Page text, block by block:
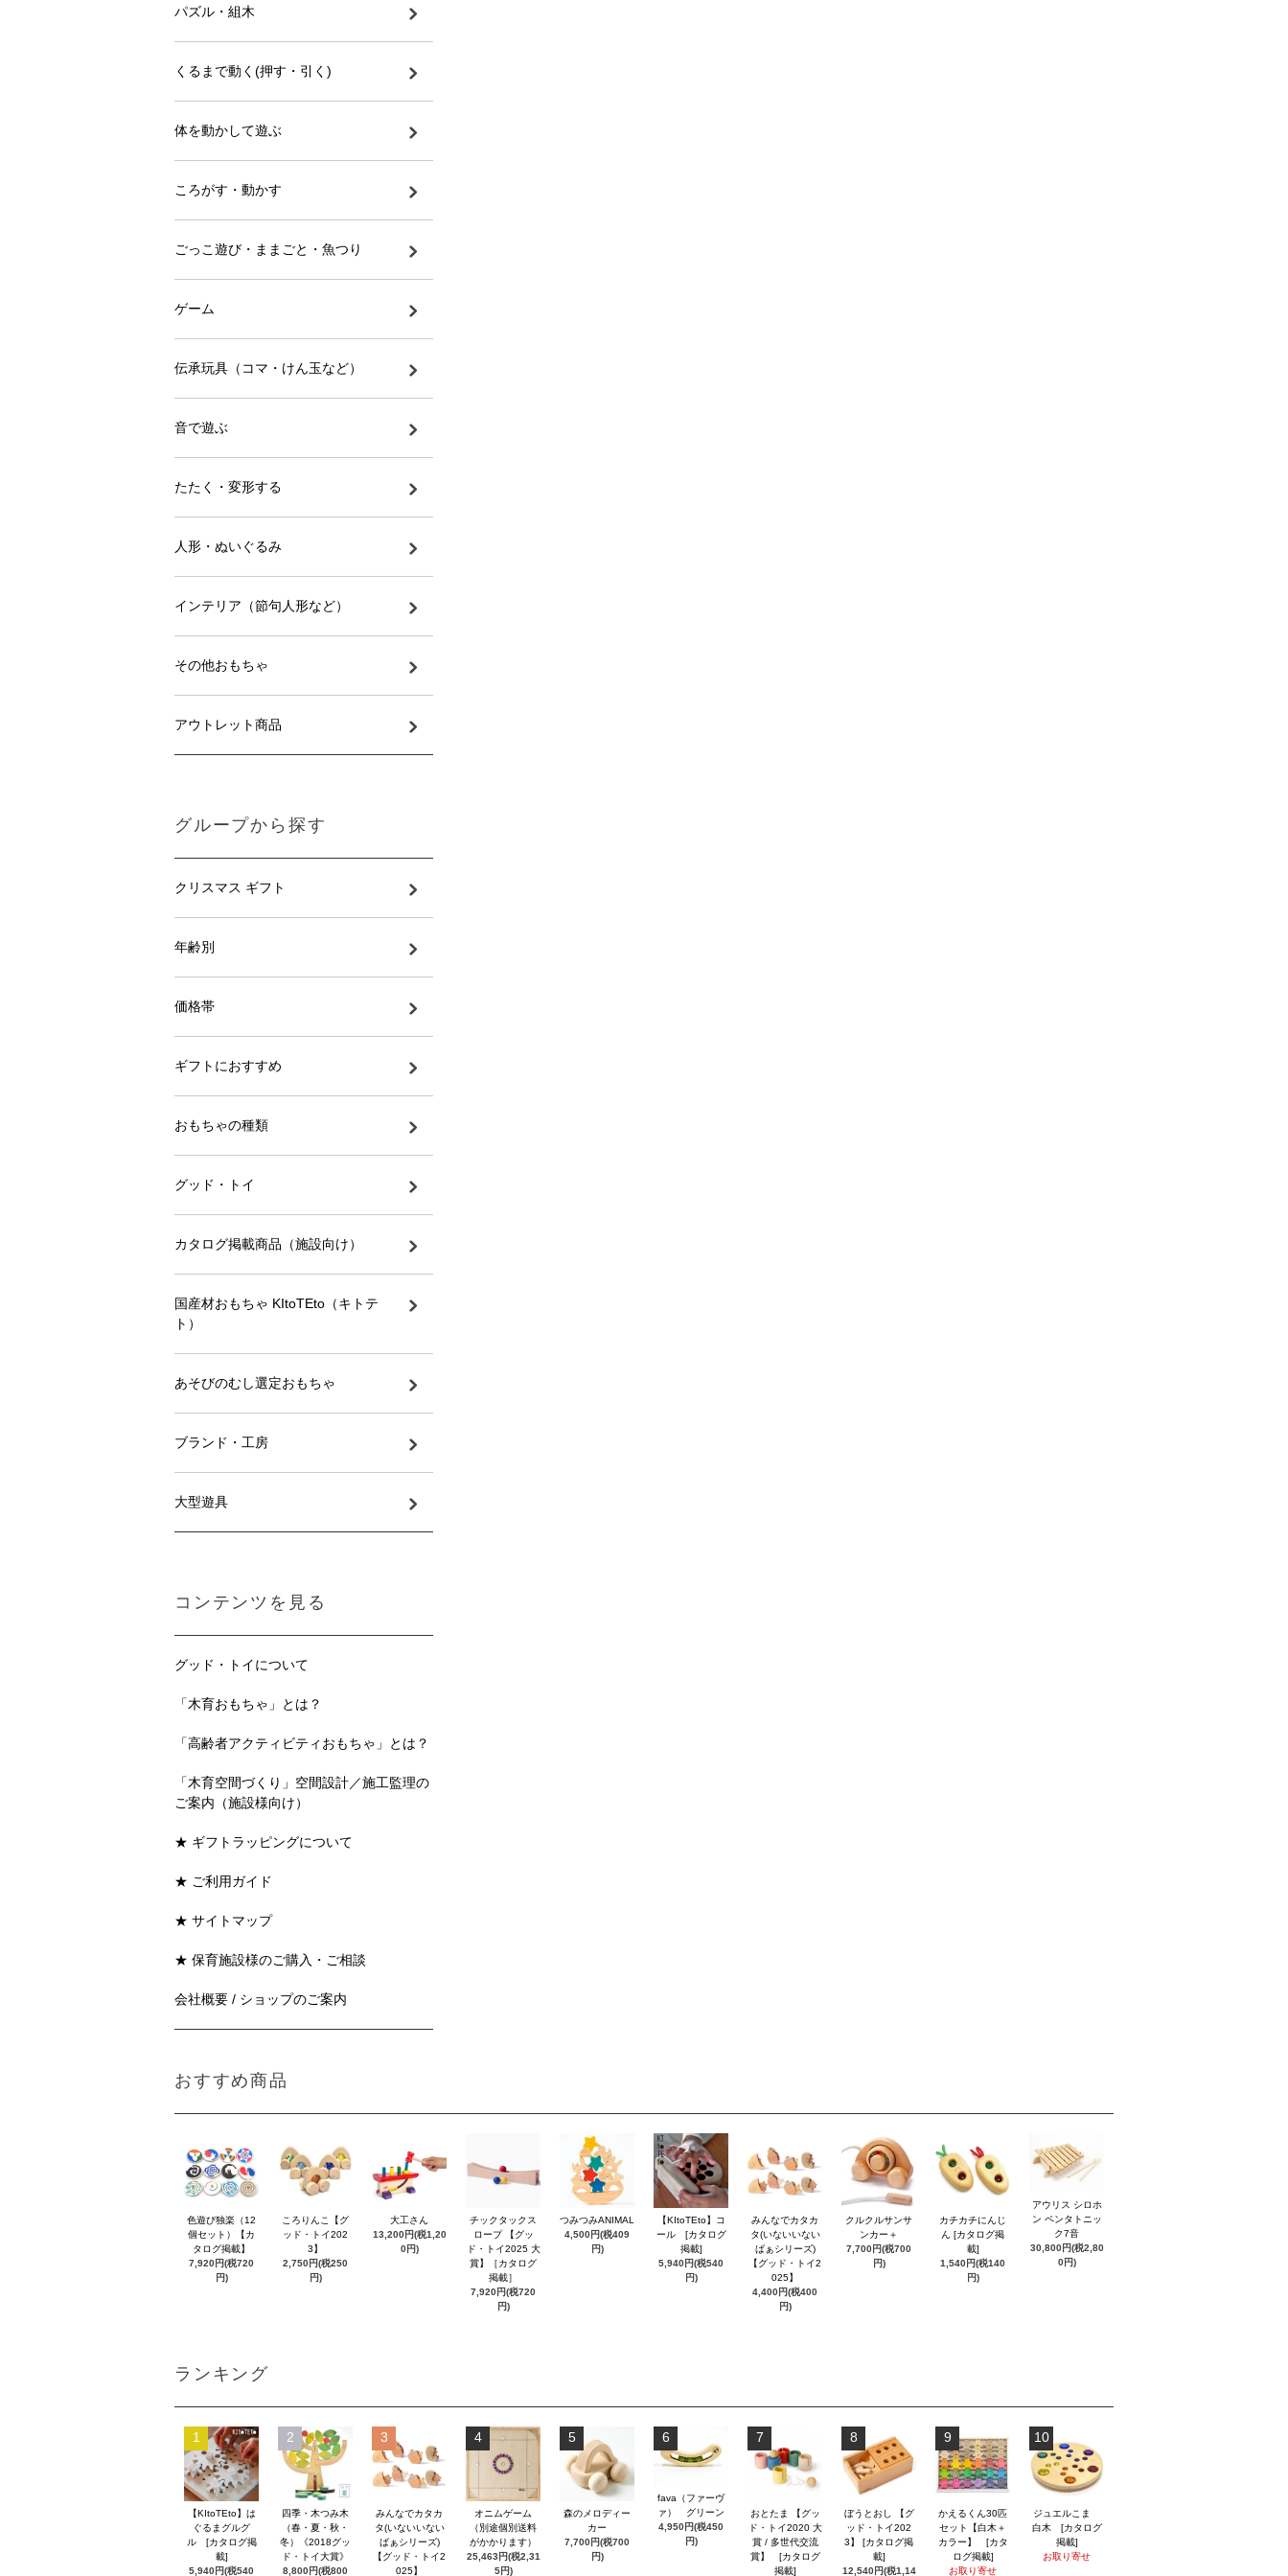
パズル・組木
くるまで動く(押す・引く)
体を動かして遊ぶ
ころがす・動かす
ごっこ遊び・ままごと・魚つり
ゲーム
伝承玩具（コマ・けん玉など）
音で遊ぶ
たたく・変形する
人形・ぬいぐるみ
インテリア（節句人形など）
その他おもちゃ
アウトレット商品
グループから探す
クリスマス ギフト
年齢別
価格帯
ギフトにおすすめ
おもちゃの種類
グッド・トイ
カタログ掲載商品（施設向け）
国産材おもちゃ KItoTEto（キトテ
ト）
あそびのむし選定おもちゃ
ブランド・工房
大型遊具
コンテンツを見る
グッド・トイについて
「木育おもちゃ」とは？
「高齢者アクティビティおもちゃ」とは？
「木育空間づくり」空間設計／施工監理の
ご案内（施設様向け）
★ ギフトラッピングについて
★ ご利用ガイド
★ サイトマップ
★ 保育施設様のご購入・ご相談
会社概要 / ショップのご案内
おすすめ商品
色遊び独楽（12
個セット）【カ
タログ掲載】
7,920円(税720
円)
ころりんこ【グ
ッド・トイ202
3】
2,750円(税250
円)
大工さん
13,200円(税1,20
0円)
チックタックス
ロープ 【グッ
ド・トイ2025 大
賞】［カタログ
掲載］
7,920円(税720
円)
つみつみANIMAL
4,500円(税409
円)
【KItoTEto】コ
ール [カタログ
掲載]
5,940円(税540
円)
みんなでカタカ
タ(いないいない
ばぁシリーズ)
【グッド・トイ2
025】
4,400円(税400
円)
クルクルサンサ
ンカー＋
7,700円(税700
円)
カチカチにんじ
ん [カタログ掲
載]
1,540円(税140
円)
アウリス シロホ
ン ペンタトニッ
ク7音
30,800円(税2,80
0円)
ランキング
1
【KItoTEto】は
ぐるまグルグ
ル [カタログ掲
載]
5,940円(税540
2
四季・木つみ木
（春・夏・秋・
冬）《2018グッ
ド・トイ大賞》
8,800円(税800
3
みんなでカタカ
タ(いないいない
ばぁシリーズ)
【グッド・トイ2
025】
4
オニムゲーム
（別途個別送料
がかかります）
25,463円(税2,31
5円)
5
森のメロディー
カー
7,700円(税700
円)
6
fava（ファーヴ
ァ） グリーン
4,950円(税450
円)
7
おとたま 【グッ
ド・トイ2020 大
賞 / 多世代交流
賞】 [カタログ
掲載]
8
ぼうとおし 【グ
ッド・トイ202
3】 [カタログ掲
載]
12,540円(税1,14
9
かえるくん30匹
セット【白木＋
カラー】 [カタ
ログ掲載]
お取り寄せ
10
ジュエルこま
白木 [カタログ
掲載]
お取り寄せ